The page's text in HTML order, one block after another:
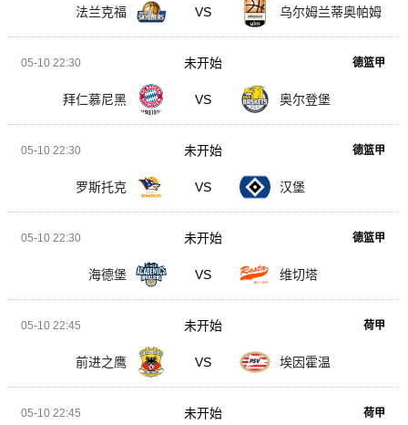
法兰克福 VS 乌尔姆兰蒂奥帕姆
05-10 22:30 德篮甲
拜仁慕尼黑 VS 奥尔登堡
未开始
05-10 22:30 德篮甲
罗斯托克 VS 汉堡
未开始
05-10 22:30 德篮甲
海德堡 VS 维切塔
未开始
05-10 22:45 荷甲
前进之鹰 VS 埃因霍温
未开始
05-10 22:45 荷甲
未开始